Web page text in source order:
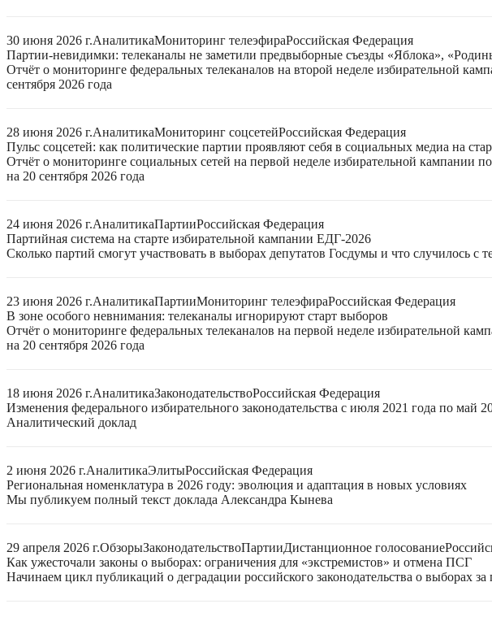
30 июня 2026 г.АналитикаМониторинг телеэфираРоссийская Федерация
Партии-невидимки: телеканалы не заметили предвыборные съезды «Яблока»,
Отчёт о мониторинге федеральных телеканалов на второй неделе избирательной
сентября 2026 года
28 июня 2026 г.АналитикаМониторинг соцсетейРоссийская Федерация
Пульс соцсетей: как политические партии проявляют себя в социальных медиа на
Отчёт о мониторинге социальных сетей на первой неделе избирательной
на 20 сентября 2026 года
24 июня 2026 г.АналитикаПартииРоссийская Федерация
Партийная система на старте избирательной кампании ЕДГ-2026
Сколько партий смогут участвовать в выборах депутатов Госдумы и что случилось с
23 июня 2026 г.АналитикаПартииМониторинг телеэфираРоссийская Федерация
В зоне особого невнимания: телеканалы игнорируют старт выборов
Отчёт о мониторинге федеральных телеканалов на первой неделе избирательной
на 20 сентября 2026 года
18 июня 2026 г.АналитикаЗаконодательствоРоссийская Федерация
Изменения федерального избирательного законодательства с июля 2021 года по май
Аналитический доклад
2 июня 2026 г.АналитикаЭлитыРоссийская Федерация
Региональная номенклатура в 2026 году: эволюция и адаптация в новых условиях
Мы публикуем полный текст доклада Александра Кынева
29 апреля 2026 г.ОбзорыЗаконодательствоПартииДистанционное голосование
Как ужесточали законы о выборах: ограничения для «экстремистов» и отмена ПСГ
Начинаем цикл публикаций о деградации российского законодательства о выборах